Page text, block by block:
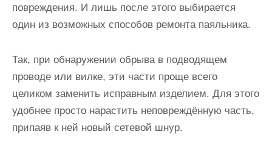
повреждения. И лишь после этого выбирается
один из возможных способов ремонта паяльника.
Так, при обнаружении обрыва в подводящем
проводе или вилке, эти части проще всего
целиком заменить исправным изделием. Для этого
удобнее просто нарастить неповреждённую часть,
припаяв к ней новый сетевой шнур.